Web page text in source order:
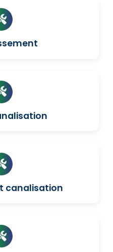
canalisation